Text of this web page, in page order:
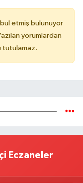
etmiş bulunuyor
yorumlardan
tutulamaz.
Eczaneler